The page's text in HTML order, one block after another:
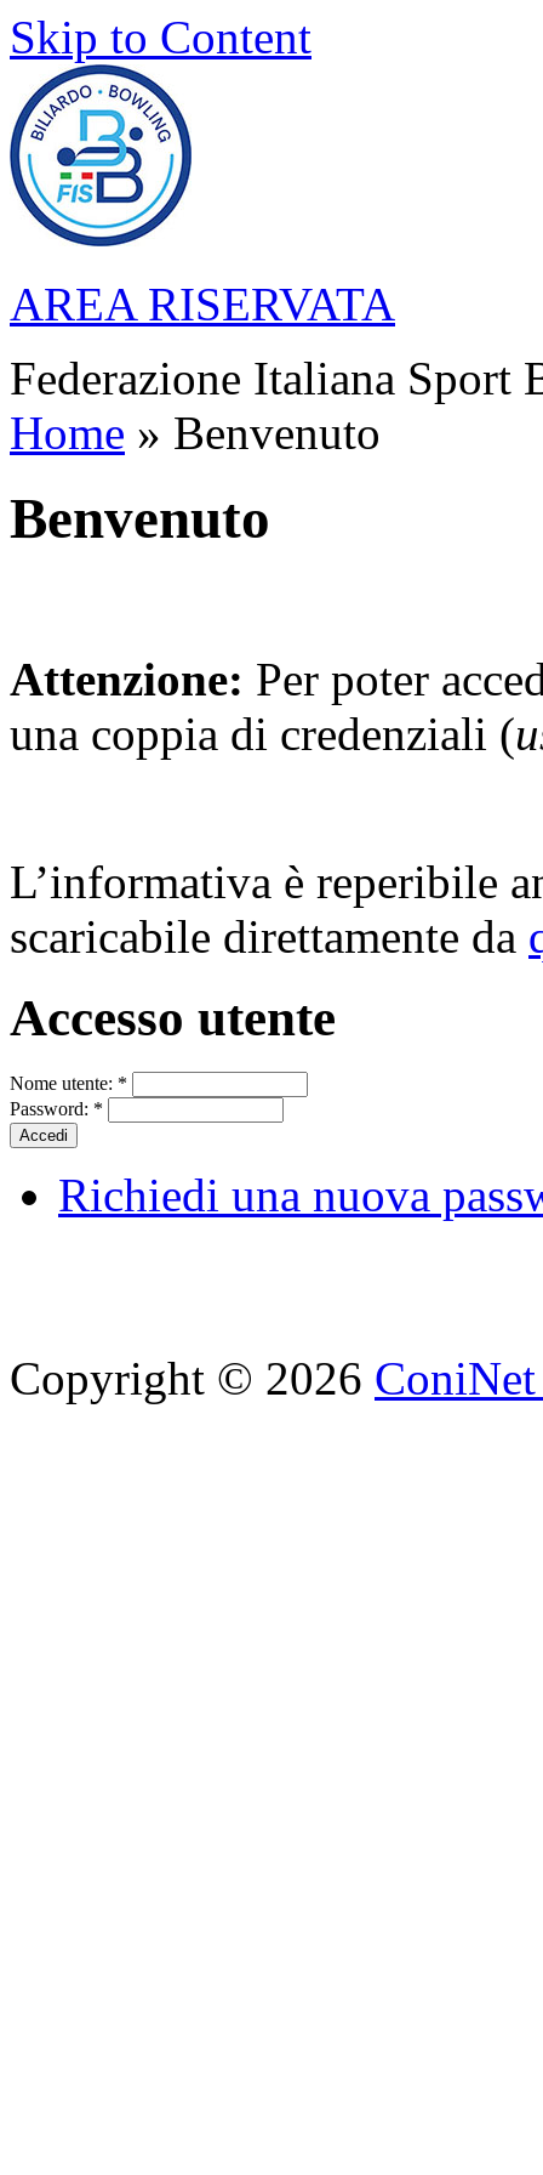
Skip to Content
AREA RISERVATA
Federazione Italiana
Home » Benvenuto
Benvenuto
Attenzione: Per poter
una coppia di credenziali (
L’informativa è reperibile
scaricabile direttamente da
Accesso utente
Nome utente: *
Password: *
Richiedi una nuova
Copyright © 2026